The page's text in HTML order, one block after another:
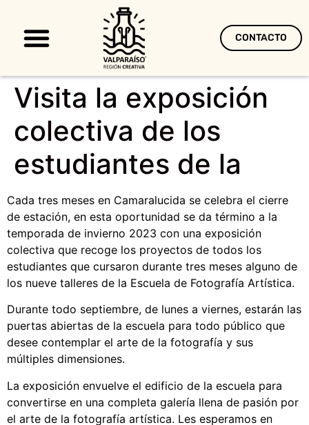
CONTACTO
Visita la exposición
colectiva de los
estudiantes de la
Cada tres meses en Camaralucida se celebra el cierre
de estación, en esta oportunidad se da término a la
temporada de invierno 2023 con una exposición
colectiva que recoge los proyectos de todos los
estudiantes que cursaron durante tres meses alguno de
los nueve talleres de la Escuela de Fotografía Artística.
Durante todo septiembre, de lunes a viernes, estarán las
puertas abiertas de la escuela para todo público que
desee contemplar el arte de la fotografía y sus
múltiples dimensiones.
La exposición envuelve el edificio de la escuela para
convertirse en una completa galería llena de pasión por
el arte de la fotografía artística. Les esperamos en